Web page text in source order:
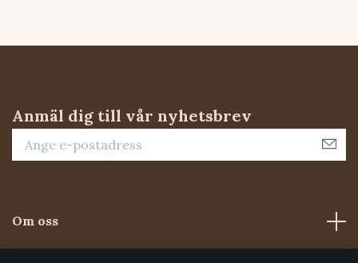
Anmäl dig till vår nyhetsbrev
Om oss